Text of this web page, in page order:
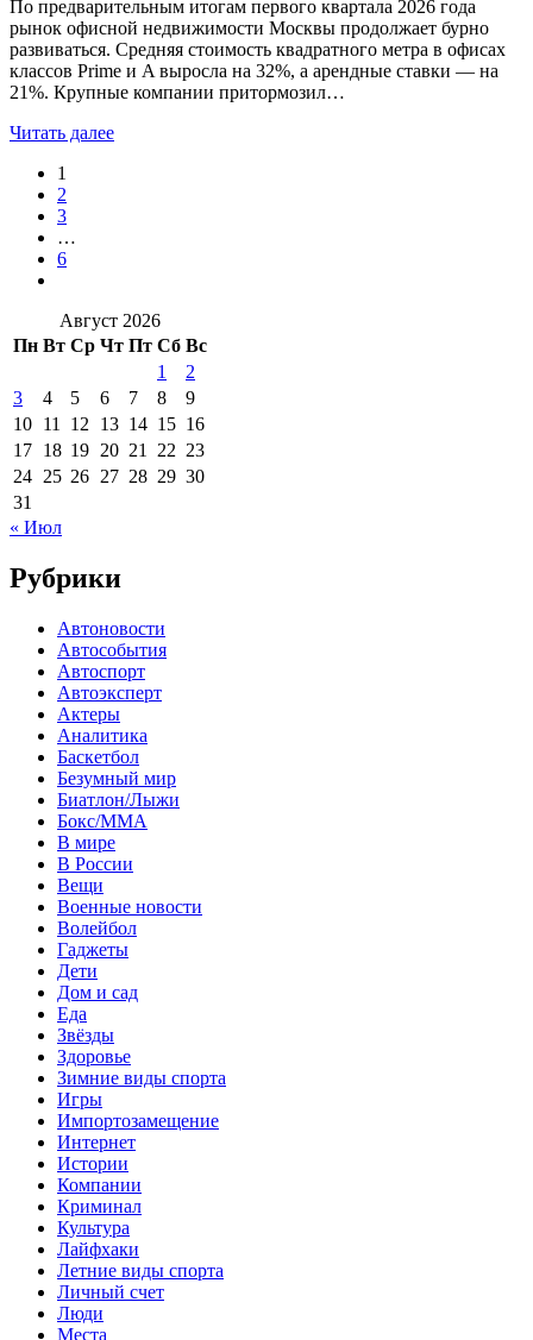
По предварительным итогам первого квартала 2026 года
рынок офисной недвижимости Москвы продолжает бурно
развиваться. Средняя стоимость квадратного метра в офисах
классов Prime и A выросла на 32%, а арендные ставки — на
21%. Крупные компании притормозил…
Читать далее
1
2
3
…
6
Август 2026
Пн Вт Ср Чт Пт Сб Вс
1
2
3
4 5 6 7 8
9
10 11 12 13 14 15 16
17 18 19 20 21 22 23
24 25 26 27 28 29 30
31
« Июл
Рубрики
Автоновости
Автособытия
Автоспорт
Автоэксперт
Актеры
Аналитика
Баскетбол
Безумный мир
Биатлон/Лыжи
Бокс/MMA
В мире
В России
Вещи
Военные новости
Волейбол
Гаджеты
Дети
Дом и сад
Еда
Звёзды
Здоровье
Зимние виды спорта
Игры
Импортозамещение
Интернет
Истории
Компании
Криминал
Культура
Лайфхаки
Летние виды спорта
Личный счет
Люди
Места